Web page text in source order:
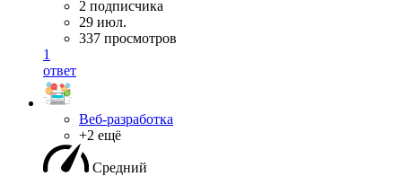
2 подписчика
29 июл.
337 просмотров
1
ответ
Веб-разработка
+2 ещё
Средний